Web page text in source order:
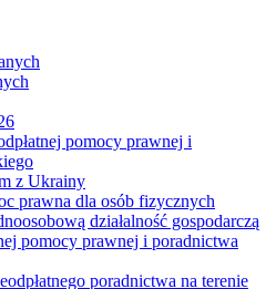
pomocy prawnej i
z Ukrainy
prawna dla osób fizycznych
działalność gospodarczą
pomocy prawnej i poradnictwa
poradnictwa na terenie